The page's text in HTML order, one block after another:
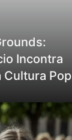
Incontra
Cultura Pop